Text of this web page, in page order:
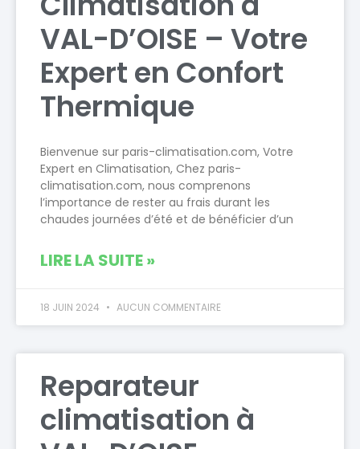
VAL-D’OISE – Votre
Expert en Confort
Thermique
Bienvenue sur paris-climatisation.com, Votre
Expert en Climatisation, Chez paris-
climatisation.com, nous comprenons
l’importance de rester au frais durant les
chaudes journées d’été et de bénéficier d’un
LIRE LA SUITE »
18 JUIN 2024 AUCUN COMMENTAIRE
Reparateur
climatisation à